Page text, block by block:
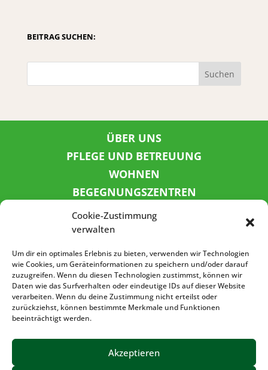
Cookie-Zustimmung
verwalten
Um dir ein optimales Erlebnis zu bieten, verwenden wir Technologien
wie Cookies, um Geräteinformationen zu speichern und/oder darauf
zuzugreifen. Wenn du diesen Technologien zustimmst, können wir
Daten wie das Surfverhalten oder eindeutige IDs auf dieser Website
verarbeiten. Wenn du deine Zustimmung nicht erteilst oder
zurückziehst, können bestimmte Merkmale und Funktionen
beeinträchtigt werden.
Akzeptieren
BEITRAG SUCHEN:
Suchen
ÜBER UNS
PFLEGE UND BETREUUNG
WOHNEN
BEGEGNUNGSZENTREN
KINDER UND JUGEND
KONTAKT
SPENDENKONTO
Sozialbank
IBAN: DE72 3702 0500 0001 5520 00